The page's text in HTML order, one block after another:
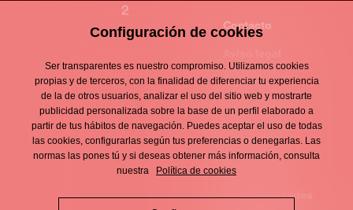
2
Enllaços
d'interès
Contacto
Footer
menu
Política de
privacidad
Política de
cookies
Política de redes
Configuración de cookies
Ser transparentes es nuestro compromiso. Utilizamos cookies
propias y de terceros, con la finalidad de diferenciar tu experiencia
de la de otros usuarios, analizar el uso del sitio web y mostrarte
publicidad personalizada sobre la base de un perfil elaborado a
partir de tus hábitos de navegación. Puedes aceptar el uso de todas
las cookies, configurarlas según tus preferencias o denegarlas. Las
normas las pones tú y si deseas obtener más información, consulta
nuestra
Política de cookies